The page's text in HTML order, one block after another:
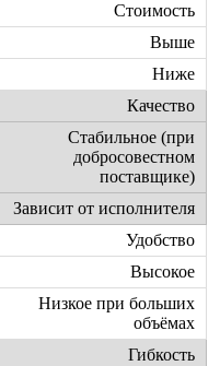
Стоимость
Выше
Ниже
Качество
Стабильное (при
добросовестном
поставщике)
Зависит от исполнителя
Удобство
Высокое
Низкое при больших
объёмах
Гибкость